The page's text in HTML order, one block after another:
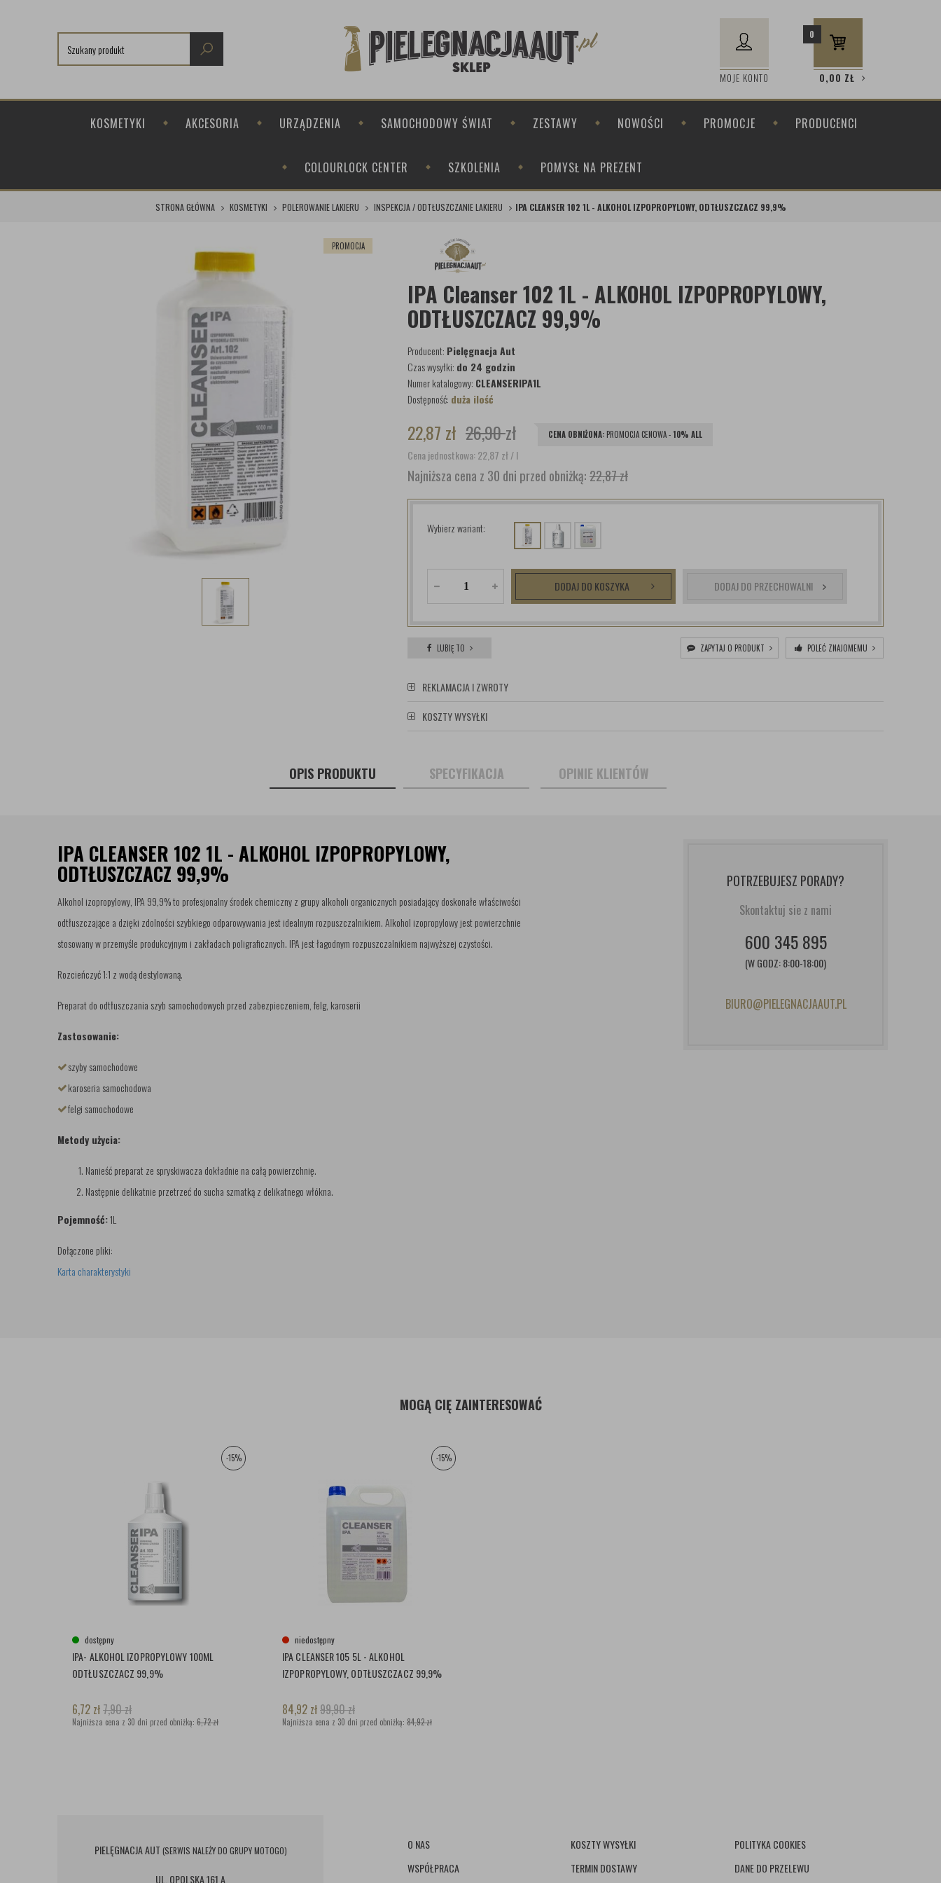
MOJE KONTO
0
0,00 ZŁ
KOSMETYKI AKCESORIA URZĄDZENIA SAMOCHODOWY ŚWIAT ZESTAWY NOWOŚCI PROMOCJE PRODUCENCI
COLOURLOCK CENTER SZKOLENIA POMYSŁ NA PREZENT
STRONA GŁÓWNA KOSMETYKI POLEROWANIE LAKIERU INSPEKCJA / ODTŁUSZCZANIE LAKIERU IPA CLEANSER 102 1L - ALKOHOL IZPOPROPYLOWY, ODTŁUSZCZACZ 99,9%
PROMOCJA
IPA Cleanser 102 1L - ALKOHOL IZPOPROPYLOWY,
ODTŁUSZCZACZ 99,9%
Producent: Pielęgnacja Aut
Czas wysyłki: do 24 godzin
Numer katalogowy: CLEANSERIPA1L
Dostępność: duża ilość
22,87 zł 26,90zł CENA OBNIŻONA: PROMOCJA CENOWA -10% ALL
Cena jednostkowa: 22,87 zł/ l
Najniższa cena z 30 dni przed obniżką:22,87 zł
Wybierz wariant:
DODAJ DO KOSZYKA DODAJ DO PRZECHOWALNI
LUBIĘ TO ZAPYTAJ O PRODUKT POLEĆ ZNAJOMEMU
REKLAMACJA I ZWROTY
KOSZTY WYSYŁKI
OPIS PRODUKTU SPECYFIKACJA OPINIE KLIENTÓW
IPA CLEANSER 102 1L - ALKOHOL IZPOPROPYLOWY,
ODTŁUSZCZACZ 99,9%
Alkohol izopropylowy, IPA 99,9% to profesjonalny środek chemiczny z grupy alkoholi organicznych posiadający doskonałe właściwości
odtłuszczające a dzięki zdolności szybkiego odparowywania jest idealnym rozpuszczalnikiem. Alkohol izopropylowy jest powierzchnie
stosowany w przemyśle produkcyjnym i zakładach poligraficznych. IPA jest łagodnym rozpuszczalnikiem najwyższej czystości.
Rozcieńczyć 1:1 z wodą destylowaną.
Preparat do odtłuszczania szyb samochodowych przed zabezpieczeniem, felg, karoserii
Zastosowanie:
szyby samochodowe
karoseria samochodowa
felgi samochodowe
Metody użycia:
Nanieść preparat ze spryskiwacza dokładnie na całą powierzchnię.
Następnie delikatnie przetrzeć do sucha szmatką z delikatnego włókna.
Pojemność:1L
Dołączone pliki:
Karta charakterystyki
POTRZEBUJESZ PORADY?
Skontaktuj sie z nami
600 345 895
(W GODZ: 8:00-18:00)
BIURO@PIELEGNACJAAUT.PL
MOGĄ CIĘ ZAINTERESOWAĆ
-15%
dostępny
IPA- ALKOHOL IZOPROPYLOWY 100ML
ODTŁUSZCZACZ 99,9%
6,72 zł7,90zł
Najniższa cena z 30 dni przed obniżką: 6,72 zł
-15%
niedostępny
IPA CLEANSER 105 5L - ALKOHOL
IZPOPROPYLOWY, ODTŁUSZCZACZ 99,9%
84,92 zł99,90zł
Najniższa cena z 30 dni przed obniżką: 84,92 zł
PIELĘGNACJA AUT (SERWIS NALEŻY DO GRUPY MOTOGO)
UL. OPOLSKA 161 A
O NAS
WSPÓŁPRACA
KOSZTY WYSYŁKI
TERMIN DOSTAWY
POLITYKA COOKIES
DANE DO PRZELEWU